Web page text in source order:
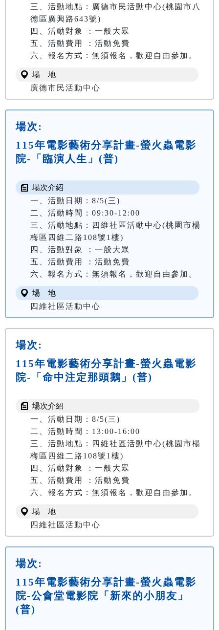
三、活動地點：廣德市民活動中心(桃園市八
德區廣興路643號)
四、活動對象 ：一般大眾
五、活動費用 ：活動免費
六、報名方式：無須報名，歡迎自由參加。
場 地
廣德市民活動中心
場次:
115年電影藝術分享計畫-螢火蟲電影
院-「臨演人生」(普)
場次介紹
一、活動日期：8/5(三)
二、活動時間：09:30-12:00
三、活動地點：四維社區活動中心(桃園市楊
梅區四維二路108號1樓)
四、活動對象 ：一般大眾
五、活動費用 ：活動免費
六、報名方式：無須報名，歡迎自由參加。
場 地
四維社區活動中心
場次:
115年電影藝術分享計畫-螢火蟲電影
院-「命中注定那頭鵝」(普)
場次介紹
一、活動日期：8/5(三)
二、活動時間：13:00-16:00
三、活動地點：四維社區活動中心(桃園市楊
梅區四維二路108號1樓)
四、活動對象 ：一般大眾
五、活動費用 ：活動免費
六、報名方式：無須報名，歡迎自由參加。
場 地
四維社區活動中心
場次:
115年電影藝術分享計畫-螢火蟲電影
院-公會堂電影院「新來的小朋友」
(普)